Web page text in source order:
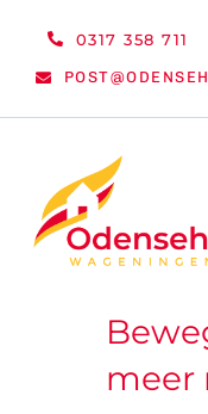
0317 358 711
WELKOM
meer